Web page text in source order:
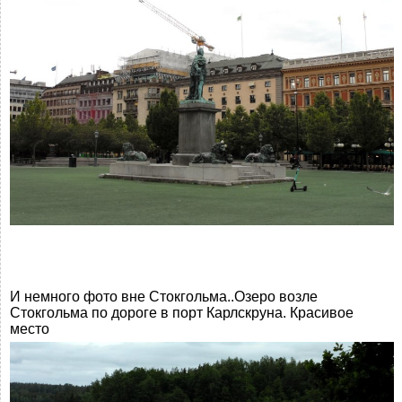
И немного фото вне Стокгольма..Озеро возле
Стокгольма по дороге в порт Карлскруна. Красивое
место